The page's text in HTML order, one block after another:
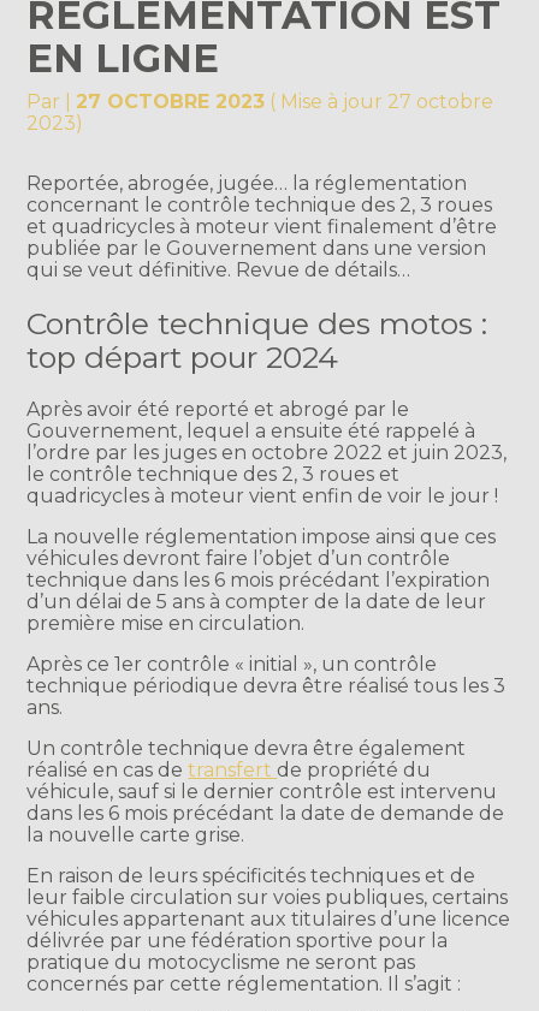
RÉGLEMENTATION EST
EN LIGNE
Par 27 OCTOBRE 2023 ( Mise à jour 27 octobre
2023)
Reportée, abrogée, jugée… la réglementation
concernant le contrôle technique des 2, 3 roues
et quadricycles à moteur vient finalement d’être
publiée par le Gouvernement dans une version
qui se veut définitive. Revue de détails…
Contrôle technique des motos :
top départ pour 2024
Après avoir été reporté et abrogé par le
Gouvernement, lequel a ensuite été rappelé à
l’ordre par les juges en octobre 2022 et juin 2023,
le contrôle technique des 2, 3 roues et
quadricycles à moteur vient enfin de voir le jour !
La nouvelle réglementation impose ainsi que ces
véhicules devront faire l’objet d’un contrôle
technique dans les 6 mois précédant l’expiration
d’un délai de 5 ans à compter de la date de leur
première mise en circulation.
Après ce 1er contrôle « initial », un contrôle
technique périodique devra être réalisé tous les 3
ans.
Un contrôle technique devra être également
réalisé en cas detransfert de propriété du
véhicule, sauf si le dernier contrôle est intervenu
dans les 6 mois précédant la date de demande de
la nouvelle carte grise.
En raison de leurs spécificités techniques et de
leur faible circulation sur voies publiques, certains
véhicules appartenant aux titulaires d’une licence
délivrée par une fédération sportive pour la
pratique du motocyclisme ne seront pas
concernés par cette réglementation. Il s’agit :